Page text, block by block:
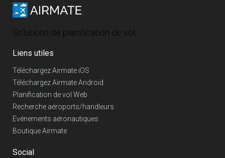
Solutions de planification de vol
Liens utiles
Téléchargez Airmate iOS
Téléchargez Airmate Android
Planification de vol Web
Recherche aéroports/handleurs
Evénements aéronautiques
Boutique Airmate
Social